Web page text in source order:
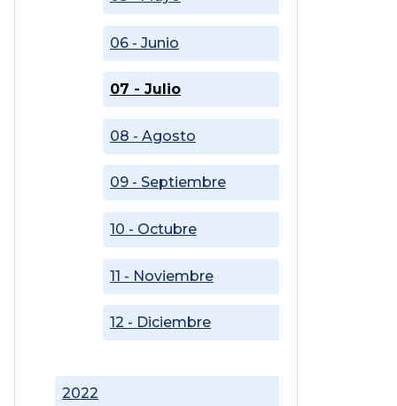
06 - Junio
07 - Julio
08 - Agosto
09 - Septiembre
10 - Octubre
11 - Noviembre
12 - Diciembre
2022